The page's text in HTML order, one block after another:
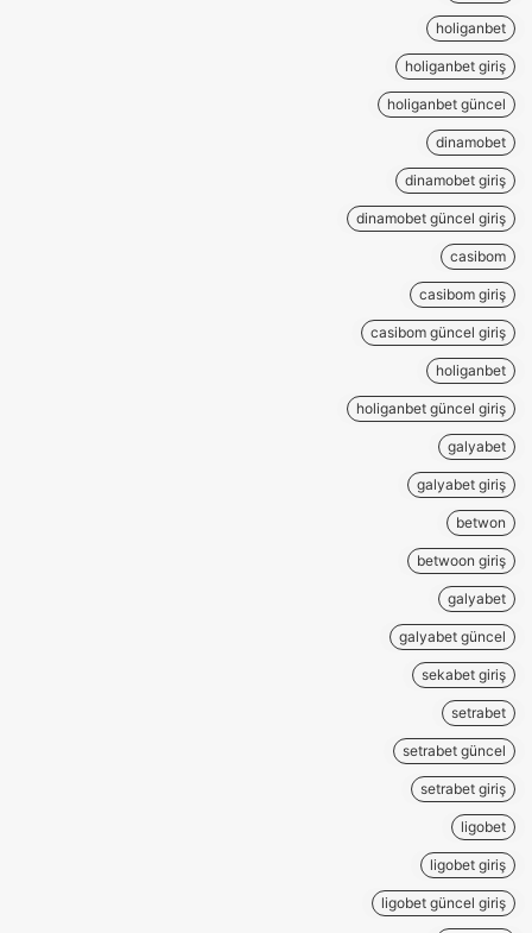
holiganbet
holiganbet giriş
holiganbet güncel
dinamobet
dinamobet giriş
dinamobet güncel giriş
casibom
casibom giriş
casibom güncel giriş
holiganbet
holiganbet güncel giriş
galyabet
galyabet giriş
betwon
betwoon giriş
galyabet
galyabet güncel
sekabet giriş
setrabet
setrabet güncel
setrabet giriş
ligobet
ligobet giriş
ligobet güncel giriş